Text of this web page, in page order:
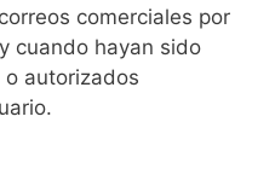
comerciales por
cuando hayan sido
autorizados